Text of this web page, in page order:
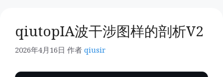
qiutopIA波干涉图样的剖析V2
2026年4月16日 作者 qiusir